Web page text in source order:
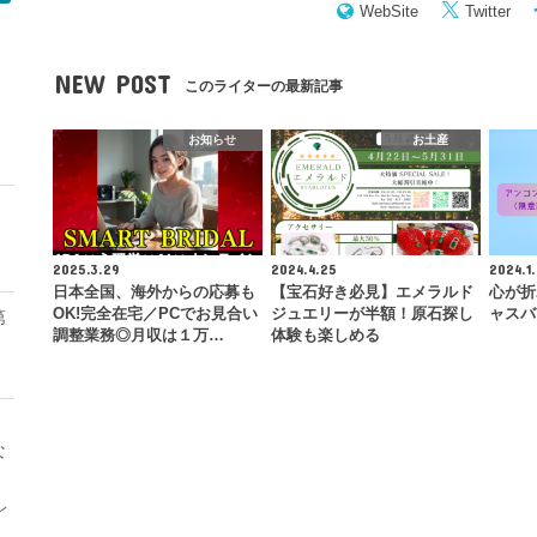
WebSite Twitter
NEW POST このライターの最新記事
お知らせ
2025.3.29
日本全国、海外からの応募も
OK!完全在宅／PCでお見合い
調整業務◎月収は１万…
お土産
2024.4.25
【宝石好き必見】エメラルド
ジュエリーが半額！原石探し
体験も楽しめる
心が
ャス